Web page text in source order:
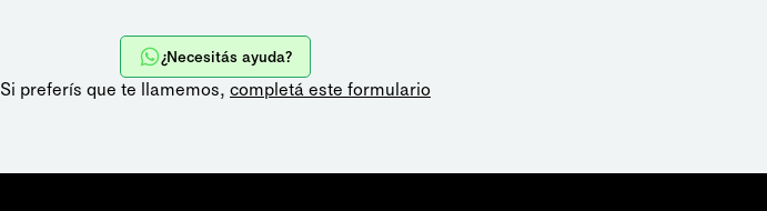
¿Necesitás ayuda?
Si preferís que te llamemos, completá este formulario